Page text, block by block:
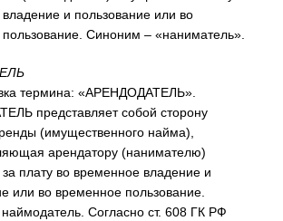
и пользование или во
Синоним – «наниматель».
термина: «АРЕНДОДАТЕЛЬ».
представляет собой сторону
(имущественного найма),
арендатору (нанимателю)
плату во временное владение и
или во временное пользование.
Согласно ст. 608 ГК РФ